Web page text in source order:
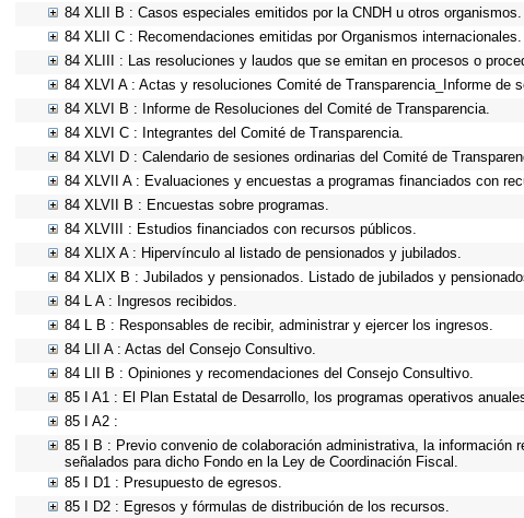
84 XLII B : Casos especiales emitidos por la CNDH u otros organismos.
84 XLII C : Recomendaciones emitidas por Organismos internacionales.
84 XLIII : Las resoluciones y laudos que se emitan en procesos o
84 XLVI A : Actas y resoluciones Comité de Transparencia_Informe de
84 XLVI B : Informe de Resoluciones del Comité de Transparencia.
84 XLVI C : Integrantes del Comité de Transparencia.
84 XLVI D : Calendario de sesiones ordinarias del Comité de
84 XLVII A : Evaluaciones y encuestas a programas financiados con
84 XLVII B : Encuestas sobre programas.
84 XLVIII : Estudios financiados con recursos públicos.
84 XLIX A : Hipervínculo al listado de pensionados y jubilados.
84 XLIX B : Jubilados y pensionados. Listado de jubilados y
84 L A : Ingresos recibidos.
84 L B : Responsables de recibir, administrar y ejercer los ingresos.
84 LII A : Actas del Consejo Consultivo.
84 LII B : Opiniones y recomendaciones del Consejo Consultivo.
85 I A1 : El Plan Estatal de Desarrollo, los programas operativos
85 I A2 :
85 I B : Previo convenio de colaboración administrativa, la información
señalados para dicho Fondo en la Ley de Coordinación Fiscal.
85 I D1 : Presupuesto de egresos.
85 I D2 : Egresos y fórmulas de distribución de los recursos.